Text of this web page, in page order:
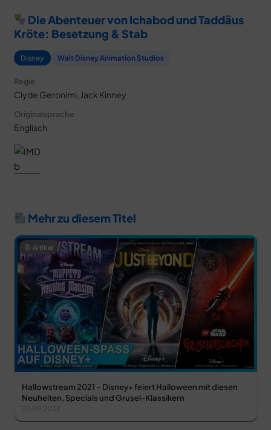
Die Abenteuer von Ichabod und Taddäus
Kröte: Besetzung & Stab
Disney Walt Disney Animation Studios
Regie
Clyde Geronimi, Jack Kinney
Originalsprache
Englisch
Mehr zu diesem Titel
Artikel
Hallowstream 2021 – Disney+ feiert Halloween mit diesen
Neuheiten, Specials und Grusel-Klassikern
20.09.2021